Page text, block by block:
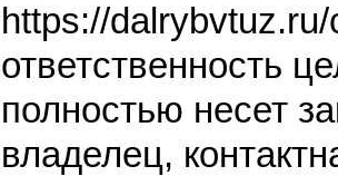
https://
ответственность
полностью несет
владелец,